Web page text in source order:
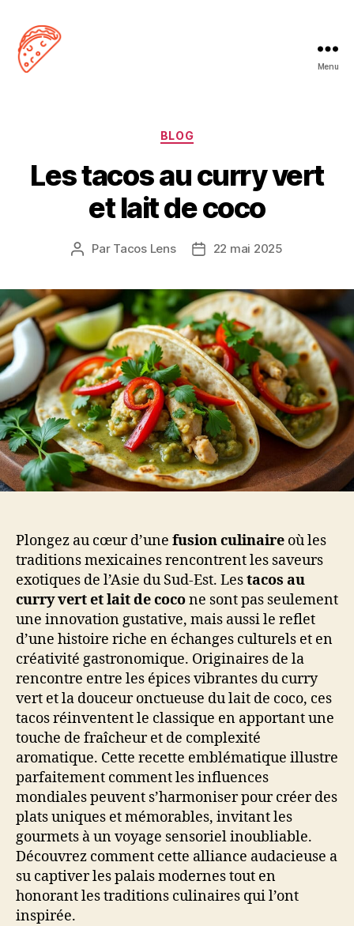
Menu
Catégories
BLOG
Les tacos au curry vert
et lait de coco
Auteur
Par Tacos Lens
Date22 mai 2025
Plongez au cœur d’une fusion culinaire où les
traditions mexicaines rencontrent les saveurs
exotiques de l’Asie du Sud-Est. Lestacos au
curry vert et lait de cocone sont pas seulement
une innovation gustative, mais aussi le reflet
d’une histoire riche en échanges culturels et en
créativité gastronomique. Originaires de la
rencontre entre les épices vibrantes du curry
vert et la douceur onctueuse du lait de coco, ces
tacos réinventent le classique en apportant une
touche de fraîcheur et de complexité
aromatique. Cette recette emblématique illustre
parfaitement comment les influences
mondiales peuvent s’harmoniser pour créer des
plats uniques et mémorables, invitant les
gourmets à un voyage sensoriel inoubliable.
Découvrez comment cette alliance audacieuse a
su captiver les palais modernes tout en
honorant les traditions culinaires qui l’ont
inspirée.